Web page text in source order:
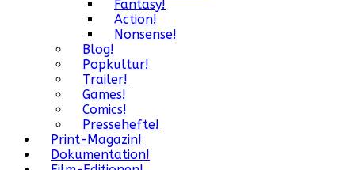
Fantasy!
Action!
Nonsense!
Blog!
Popkultur!
Trailer!
Games!
Comics!
Pressehefte!
Print-Magazin!
Dokumentation!